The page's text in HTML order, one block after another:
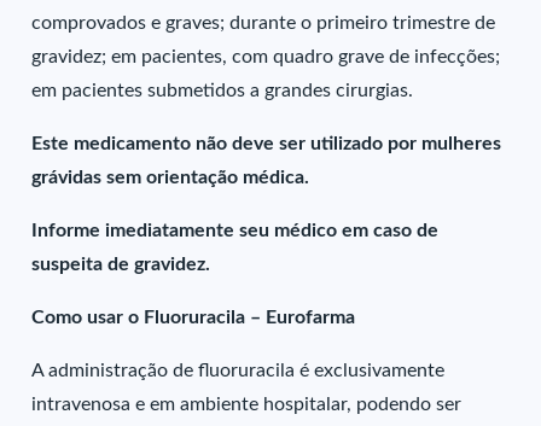
comprovados e graves; durante o primeiro trimestre de
gravidez; em pacientes, com quadro grave de infecções;
em pacientes submetidos a grandes cirurgias.
Este medicamento não deve ser utilizado por mulheres
grávidas sem orientação médica.
Informe imediatamente seu médico em caso de
suspeita de gravidez.
Como usar o Fluoruracila – Eurofarma
A administração de fluoruracila é exclusivamente
intravenosa e em ambiente hospitalar, podendo ser